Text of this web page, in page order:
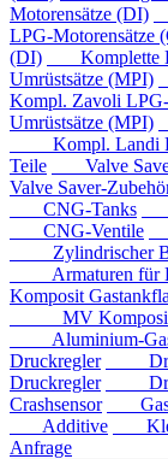
Motorensätze (DI)
LPG-Motorensätze
(DI)
Komplette
Umrüstsätze (MPI)
Kompl. Zavoli
Umrüstsätze (MPI)
Kompl. Landi
Teile
Valve
Valve Saver-
CNG-Tanks
CNG-Ventile
Zylindrischer
Armaturen für
Komposit
MV Komposit
Aluminium-
Druckregler
Druckregler
Crashsensor
Additive
Anfrage